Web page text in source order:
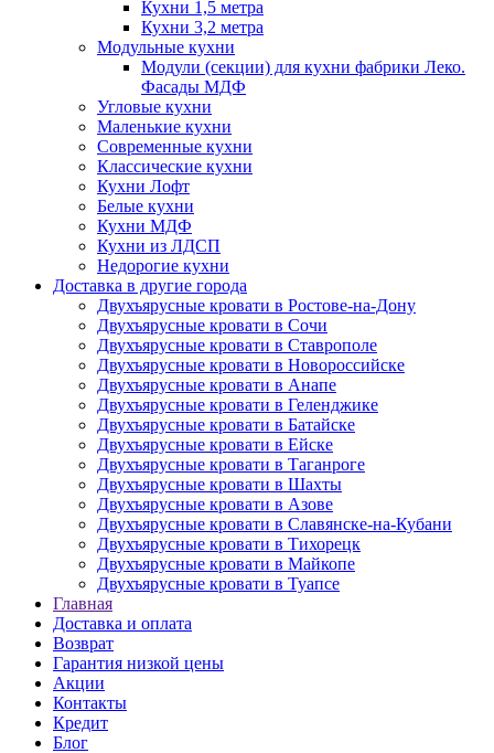
Кухни 1,5 метра
Кухни 3,2 метра
Модульные кухни
Модули (секции) для кухни фабрики Леко.
Фасады МДФ
Угловые кухни
Маленькие кухни
Современные кухни
Классические кухни
Кухни Лофт
Белые кухни
Кухни МДФ
Кухни из ЛДСП
Недорогие кухни
Доставка в другие города
Двухъярусные кровати в Ростове-на-Дону
Двухъярусные кровати в Сочи
Двухъярусные кровати в Ставрополе
Двухъярусные кровати в Новороссийске
Двухъярусные кровати в Анапе
Двухъярусные кровати в Геленджике
Двухъярусные кровати в Батайске
Двухъярусные кровати в Ейске
Двухъярусные кровати в Таганроге
Двухъярусные кровати в Шахты
Двухъярусные кровати в Азове
Двухъярусные кровати в Славянске-на-Кубани
Двухъярусные кровати в Тихорецк
Двухъярусные кровати в Майкопе
Двухъярусные кровати в Туапсе
Главная
Доставка и оплата
Возврат
Гарантия низкой цены
Акции
Контакты
Кредит
Блог